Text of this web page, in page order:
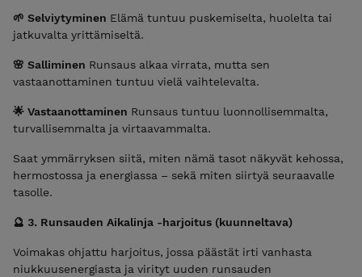
🌱 Selviytyminen Elämä tuntuu puskemiselta, huolelta tai
jatkuvalta yrittämiseltä.
🌸 Salliminen Runsaus alkaa virrata, mutta sen
vastaanottaminen tuntuu vielä vaihtelevalta.
🌟 Vastaanottaminen Runsaus tuntuu luonnollisemmalta,
turvallisemmalta ja virtaavammalta.
Saat ymmärryksen siitä, miten nämä tasot näkyvät kehossa,
hermostossa ja energiassa – sekä miten siirtyä seuraavalle
tasolle.
🔮 3. Runsauden Aikalinja -harjoitus (kuunneltava)
Voimakas ohjattu harjoitus, jossa päästät irti vanhasta
niukkuusenergiasta ja virityt uuden runsauden